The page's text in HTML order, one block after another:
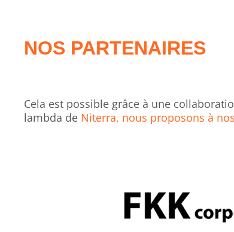
NOS PARTENAIRES
Cela est possible grâce à une
lambda de Niterra, nous proposons à